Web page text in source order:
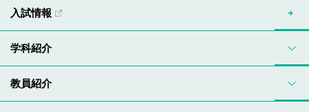
入試情報
学科紹介
教員紹介